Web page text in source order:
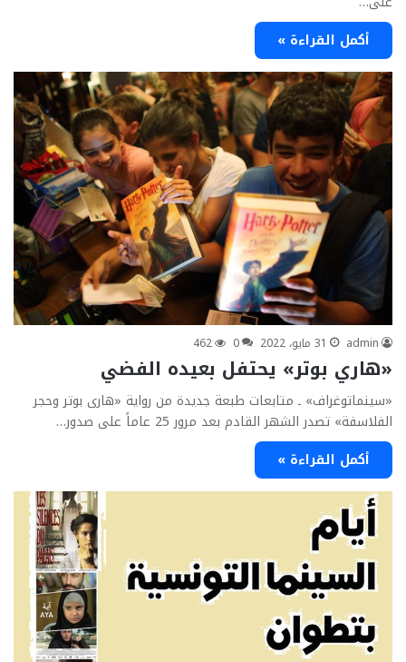
أكمل القراءة »
admin 31 مايو، 2022 0
462
«هاري بوتر» يحتفل بعيده الفضي
«سينماتوغراف» ـ متابعات طبعة جديدة من رواية «هارى بوتر وحجر
الفلاسفة» تصدر الشهر القادم بعد مرور 25 عاماً على صدور…
أكمل القراءة »